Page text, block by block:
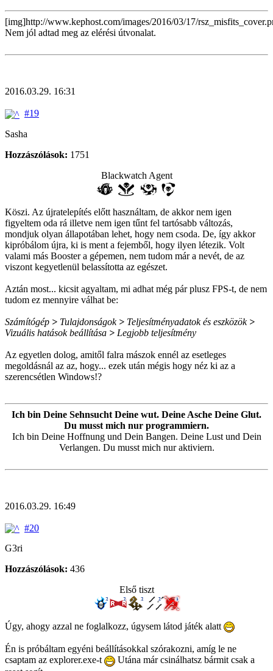
[img]http://www.kephost.com/images/2016/03/17/
Nem jól adtad meg az elérési útvonalat.
2016.03.29. 16:31
#19
Sasha
Hozzászólások: 1751
Blackwatch Agent
Köszi. Az újratelepítés előtt használtam, de akkor nem igen
figyeltem oda rá illetve nem igen tűnt fel tartósabb változás,
mondjuk olyan állapotában lehet, hogy nem csoda. De, így akkor
kipróbálom újra, ki is ment a fejemből, hogy ilyen létezik. Volt
valami más Booster a gépemen, nem tudom már a nevét, de az
viszont kegyetlenül belassította az egészet.
Aztán most... kicsit agyaltam, mi adhat még pár plusz FPS-t, de nem
tudom ez mennyire válhat be:
Számítógép > Tulajdonságok > Teljesítményadatok és eszközök >
Vizuális hatások beállítása > Legjobb teljesítmény
Az egyetlen dolog, amitől falra mászok ennél az esetleges
megoldásnál az az, hogy... ezek után mégis hogy néz ki az a
szerencsétlen Windows!?
Ich bin Deine Sehnsucht Deine wut. Deine Asche Deine Glut.
Du musst mich nur programmiern.
Ich bin Deine Hoffnung und Dein Bangen. Deine Lust und Dein
Verlangen. Du musst mich nur aktiviern.
2016.03.29. 16:49
#20
G3ri
Hozzászólások: 436
Első tiszt
Úgy, ahogy azzal ne foglalkozz, úgysem látod játék alatt
Én is próbáltam egyéni beállításokkal szórakozni, amíg le ne
csaptam az explorer.exe-t
Utána már csinálhatsz bármit csak a